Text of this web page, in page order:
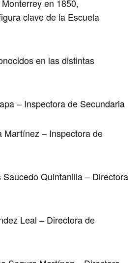
en 1850,
clave de la Escuela
en las distintas
– Inspectora de Secundaria
Martínez – Inspectora de
Quintanilla – Directora
Leal – Directora de